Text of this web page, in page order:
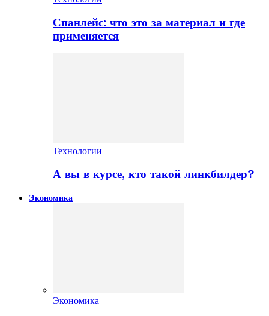
Спанлейс: что это за материал и где
применяется
Технологии
А вы в курсе, кто такой линкбилдер?
Экономика
Экономика